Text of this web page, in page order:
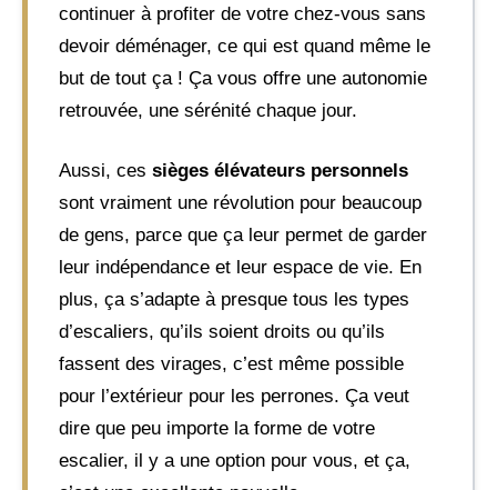
continuer à profiter de votre chez-vous sans
devoir déménager, ce qui est quand même le
but de tout ça ! Ça vous offre une autonomie
retrouvée, une sérénité chaque jour.
Aussi, ces sièges élévateurs personnels
sont vraiment une révolution pour beaucoup
de gens, parce que ça leur permet de garder
leur indépendance et leur espace de vie. En
plus, ça s’adapte à presque tous les types
d’escaliers, qu’ils soient droits ou qu’ils
fassent des virages, c’est même possible
pour l’extérieur pour les perrones. Ça veut
dire que peu importe la forme de votre
escalier, il y a une option pour vous, et ça,